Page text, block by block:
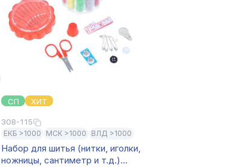
СП ХИТ
308-115
ЕКБ >1000 МСК >1000 ВЛД >1000
Набор для шитья (нитки, иголки,
ножницы, сантиметр и т.д.)